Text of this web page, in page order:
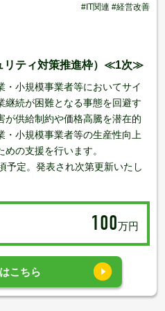
#IT関連 #経営改善
リティ対策推進枠）≪1次≫
小規模事業者等においてサイ
継続が困難となる事態を回避す
が供給制約や価格高騰を潜在的
・小規模事業者等の生産性向上
の支援を行います。
定。発表され次第更新いたし
100万円
こちら